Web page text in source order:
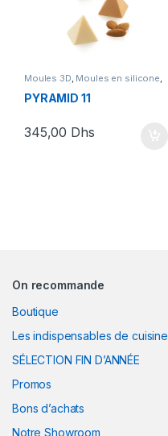
Moules 3D, Moules en silicone,
Nouveautés SIlikomart
Nouveautés Silikomart
Silikomart
PYRAMID 11
345,00 Dhs
On recommande
Boutique
Les indispensables de cuisine
SÉLECTION FIN D’ANNÉE
Promos
Bons d’achats
Notre Showroom